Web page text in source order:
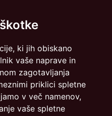
ki jih obiskano
vaše naprave in
zagotavljanja
priklici spletne
v več namenov,
vaše spletne